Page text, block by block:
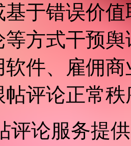
基于错误价
方式干预
软件、雇佣
帖评论正常
评论服务提